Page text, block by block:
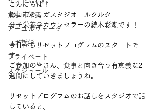
食事・栄養
アーユルヴェーダ
ヨガ哲学
プライベート
スケジュール
こんにちは！
松山市のヨガスタジオ　ルクルク
分子栄養学カウンセラーの続木彩瀬です！
今日からリセットプログラムのスタートで
す！
ご参加の皆さん、食事と向き合う有意義な2
週間にしていきましょうね。
リセットプログラムのお話しをスタジオで話
していると、